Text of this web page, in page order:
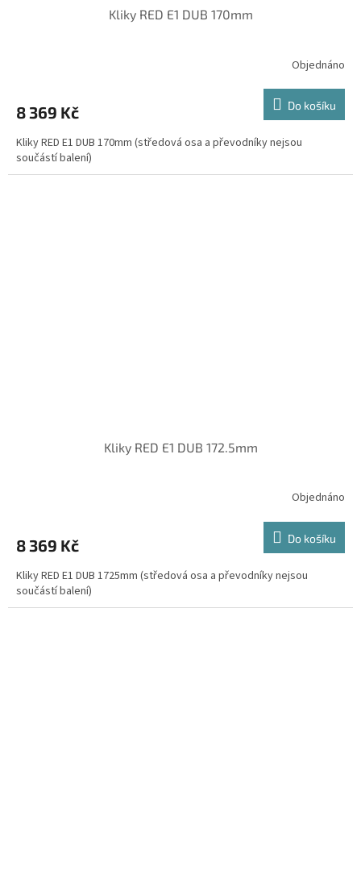
Kliky RED E1 DUB 170mm
Objednáno
8 369 Kč Do košíku
Kliky RED E1 DUB 170mm (středová osa a převodníky nejsou
součástí balení)
Kliky RED E1 DUB 172.5mm
Objednáno
8 369 Kč Do košíku
Kliky RED E1 DUB 1725mm (středová osa a převodníky nejsou
součástí balení)